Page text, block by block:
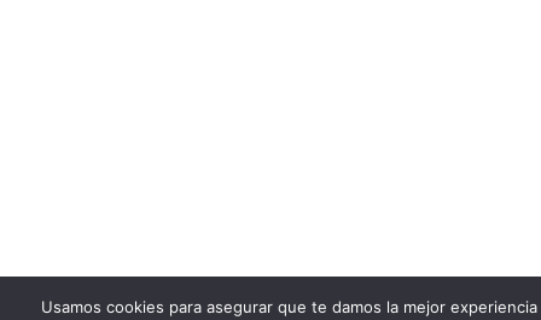
Usamos cookies para asegurar que te damos la mejor